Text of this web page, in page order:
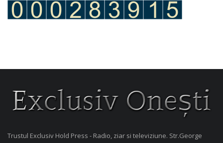
Trustul Exclusiv Hold Press - Radio, ziar si televiziune. Str.George